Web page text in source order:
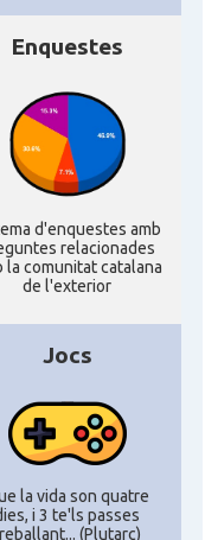
Diego
FRANCISCO
Florida, USA
USA
TAMPA
Enquestes
d'enquestes amb
relacionades
la comunitat catalana
de l'exterior
Jocs
la vida son quatre
i 3 te'ls passes
(Plutarc)